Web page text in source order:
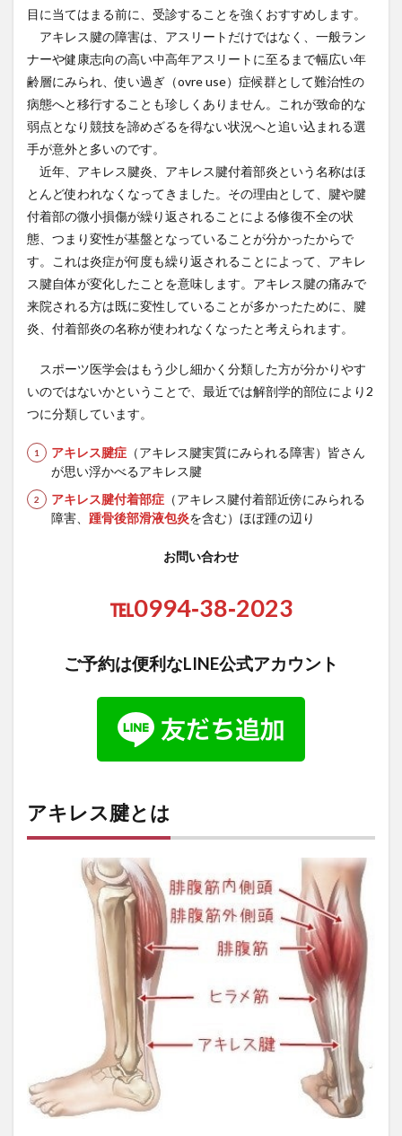
目に当てはまる前に、受診することを強くおすすめします。
アキレス腱の障害は、アスリートだけではなく、一般ラン
ナーや健康志向の高い中高年アスリートに至るまで幅広い年
齢層にみられ、使い過ぎ（ovre use）症候群として難治性の
病態へと移行することも珍しくありません。これが致命的な
弱点となり競技を諦めざるを得ない状況へと追い込まれる選
手が意外と多いのです。
近年、アキレス腱炎、アキレス腱付着部炎という名称はほ
とんど使われなくなってきました。その理由として、腱や腱
付着部の微小損傷が繰り返されることによる修復不全の状
態、つまり変性が基盤となっていることが分かったからで
す。これは炎症が何度も繰り返されることによって、アキレ
ス腱自体が変化したことを意味します。アキレス腱の痛みで
来院される方は既に変性していることが多かったために、腱
炎、付着部炎の名称が使われなくなったと考えられます。
スポーツ医学会はもう少し細かく分類した方が分かりやす
いのではないかということで、最近では解剖学的部位により2
つに分類しています。
アキレス腱症 （アキレス腱実質にみられる障害）皆さん
が思い浮かべるアキレス腱
アキレス腱付着部症 （アキレス腱付着部近傍にみられる
障害、 踵骨後部滑液包炎を含む）ほぼ踵の辺り
お問い合わせ
℡0994‐38‐2023
ご予約は便利なLINE公式アカウント
アキレス腱とは